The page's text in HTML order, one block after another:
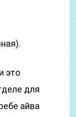
это
для
айва